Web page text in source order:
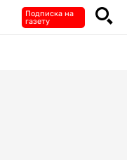
Подписка на
газету